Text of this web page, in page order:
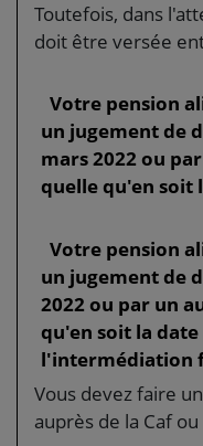
Toutefois, dans
doit être versée
Votre pension
un jugement de
mars 2022 ou
quelle qu'en soit
Votre pension
un jugement de
2022 ou par un
qu'en soit la
l'intermédiation
Vous devez faire
auprès de la Caf ou